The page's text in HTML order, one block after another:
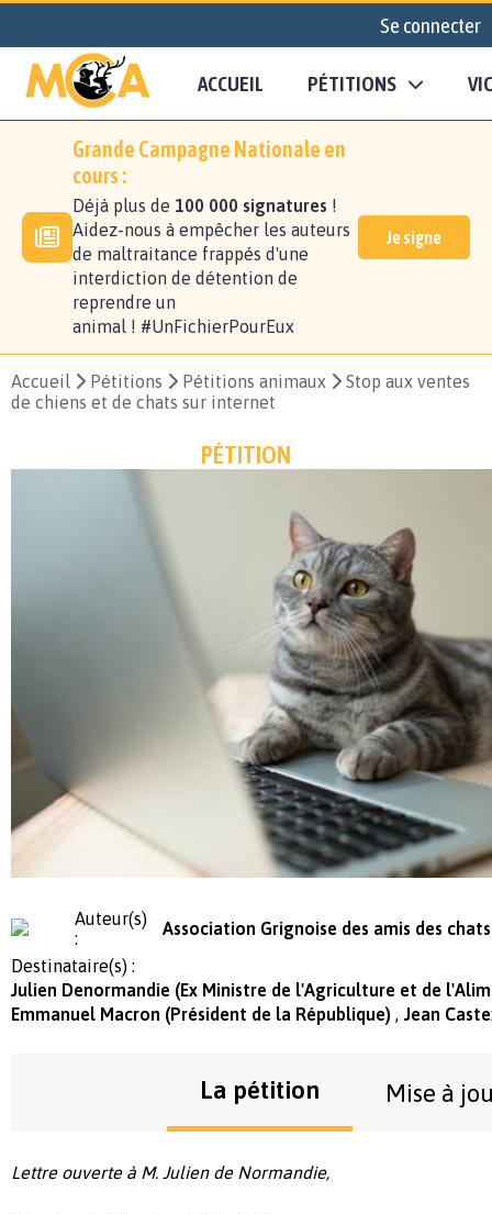
Se connecter
ACCUEIL PÉTITIONS
Grande Campagne Nationale en
cours :
Déjà plus de 100 000 signatures !
Aidez-nous à empêcher les auteurs
de maltraitance frappés d'une
interdiction de détention de
reprendre un
animal ! #UnFichierPourEux
Je signe
Accueil Pétitions Pétitions animaux
Stop aux ventes
de chiens et de chats sur internet
PÉTITION
Auteur(s)
:
Association Grignoise des amis des chats
Destinataire(s) :
Julien Denormandie (Ex Ministre de l'Agriculture et de
Emmanuel Macron (Président de la République)
Jean
La pétition Mise à
Lettre ouverte à M. Julien de Normandie,